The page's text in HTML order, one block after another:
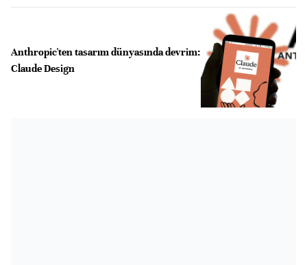
Anthropic'ten tasarım dünyasında devrim:
Claude Design